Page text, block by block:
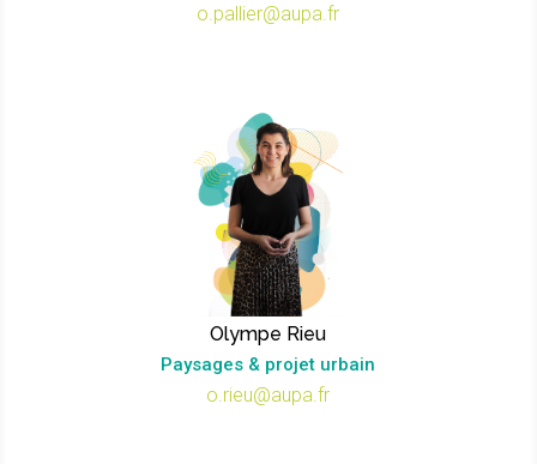
o.pallier@aupa.fr
Olympe Rieu
Paysages & projet urbain
o.rieu@aupa.fr